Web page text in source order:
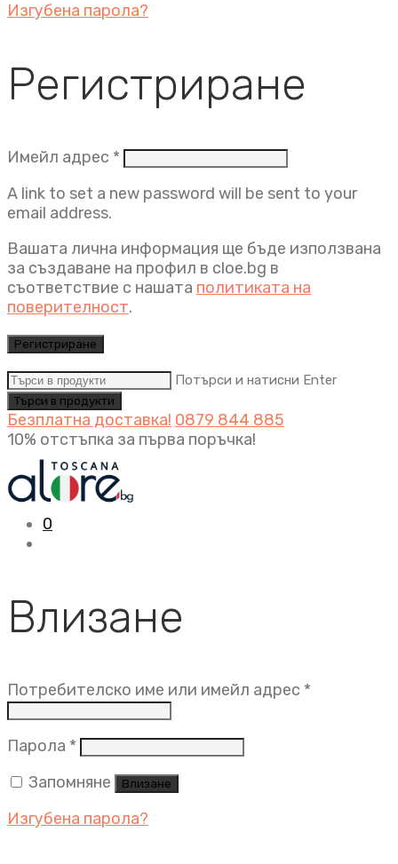
Изгубена парола?
Регистриране
Имейл адрес * Задължително
A link to set a new password will be sent to your
email address.
Вашата лична информация ще бъде използвана
за създаване на профил в cloe.bg в
съответствие с нашата политиката на
поверителност.
Регистриране
Потърси и натисни Enter
Безплатна доставка! 0879 844 885
10% отстъпка за първа поръчка!
0
Влизане
Потребителско име или имейл адрес *
Парола * Задължително
Запомняне
Влизане
Изгубена парола?